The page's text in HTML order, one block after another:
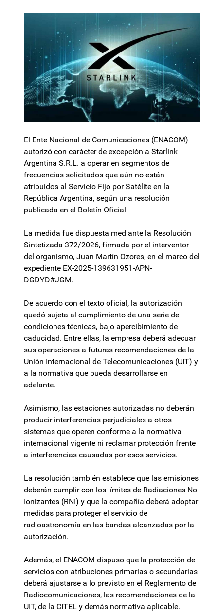
El Ente Nacional de Comunicaciones (ENACOM)
autorizó con carácter de excepción a Starlink
Argentina S.R.L. a operar en segmentos de
frecuencias solicitados que aún no están
atribuidos al Servicio Fijo por Satélite en la
República Argentina, según una resolución
publicada en el Boletín Oficial.
La medida fue dispuesta mediante la Resolución
Sintetizada 372/2026, firmada por el interventor
del organismo, Juan Martín Ozores, en el marco del
expediente EX-2025-139631951-APN-
DGDYD#JGM.
De acuerdo con el texto oficial, la autorización
quedó sujeta al cumplimiento de una serie de
condiciones técnicas, bajo apercibimiento de
caducidad. Entre ellas, la empresa deberá adecuar
sus operaciones a futuras recomendaciones de la
Unión Internacional de Telecomunicaciones (UIT) y
a la normativa que pueda desarrollarse en
adelante.
Asimismo, las estaciones autorizadas no deberán
producir interferencias perjudiciales a otros
sistemas que operen conforme a la normativa
internacional vigente ni reclamar protección frente
a interferencias causadas por esos servicios.
La resolución también establece que las emisiones
deberán cumplir con los límites de Radiaciones No
Ionizantes (RNI) y que la compañía deberá adoptar
medidas para proteger el servicio de
radioastronomía en las bandas alcanzadas por la
autorización.
Además, el ENACOM dispuso que la protección de
servicios con atribuciones primarias o secundarias
deberá ajustarse a lo previsto en el Reglamento de
Radiocomunicaciones, las recomendaciones de la
UIT, de la CITEL y demás normativa aplicable.